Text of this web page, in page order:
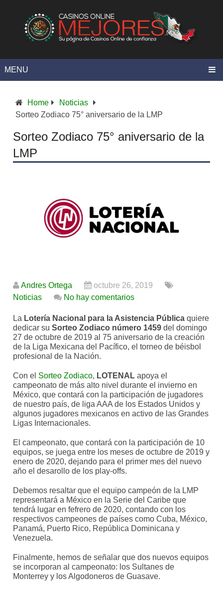
MENU
Home
Noticias
Sorteo Zodiaco 75° aniversario de la LMP
Sorteo Zodiaco 75° aniversario de la
LMP
Andres Ortega
octubre 26, 2019
Noticias
No hay comentarios
La Lotería Nacional para la Asistencia Pública quiere
dedicar suSorteo Zodiaco número 1459 del domingo
27 de octubre de 2019 al 75 aniversario de la creación
de la Liga Mexicana del Pacífico, el torneo de béisbol
profesional de la Nación.
Con el Sorteo Zodiaco, LOTENALapoya el
campeonato de más alto nivel durante el invierno en
México, que contará con la participación de jugadores
de nuestro país, de liga AAA de los Estados Unidos y
algunos jugadores mexicanos en activo de las Grandes
Ligas Internacionales.
El campeonato, que contará con la participación de 10
equipos, se juega entre los meses de octubre de 2019 y
enero de 2020, dejando para el primer mes del nuevo
año el desarollo de los play-offs.
Debemos resaltar que el equipo campeón de la LMP
representará a México en la Serie del Caribe que
tendrá lugar en fefrero de 2020, contando con los
respectivos campeones de países como Cuba, México,
Panamá, Puerto Rico, República Dominicana y
Venezuela.
Finalmente, hemos de señalar que dos nuevos equipos
se incorporan al campeonato: los Sultanes de
Monterrey y los Algodoneros de Guasave.